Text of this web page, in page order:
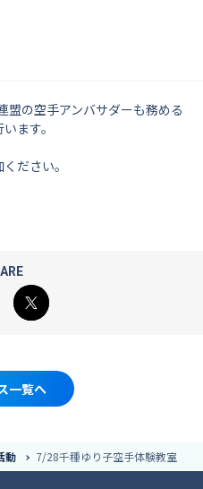
盟の空手アンバサダーも務める
ます。
ださい。
X
一覧へ
動 7/28千種ゆり子空手体験教室